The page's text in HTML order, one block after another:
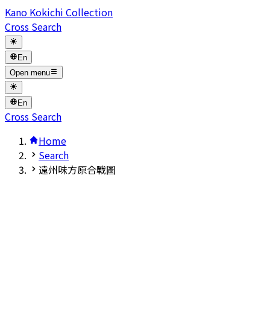
Kano Kokichi Collection
Cross Search
En
Open menu
En
Cross Search
Home
Search
遠州味方原合戰圖